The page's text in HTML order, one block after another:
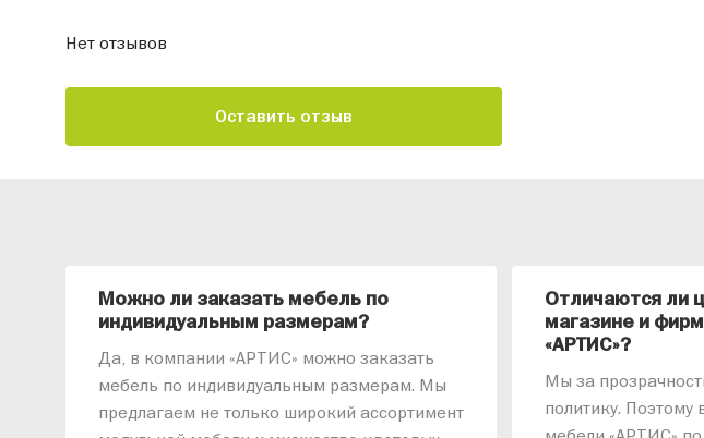
Нет отзывов
Оставить отзыв
Можно ли заказать мебель по
индивидуальным размерам?
Да, в компании «АРТИС» можно заказать
мебель по индивидуальным размерам. Мы
предлагаем не только широкий ассортимент
Отличаются ли
магазине и
«АРТИС»?
Мы за
политику.